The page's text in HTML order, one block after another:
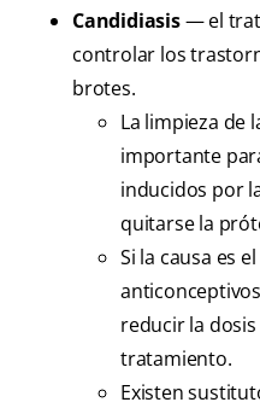
Candidiasis— el
controlar los
brotes.
La limpieza de
importante
inducidos por
quitarse la
Si la causa es
reducir la
tratamiento.
Existen